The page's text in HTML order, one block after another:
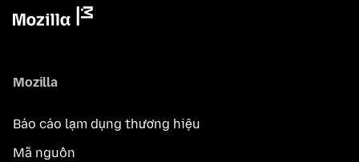
Mozilla
Báo cáo lạm dụng thương hiệu
Mã nguồn